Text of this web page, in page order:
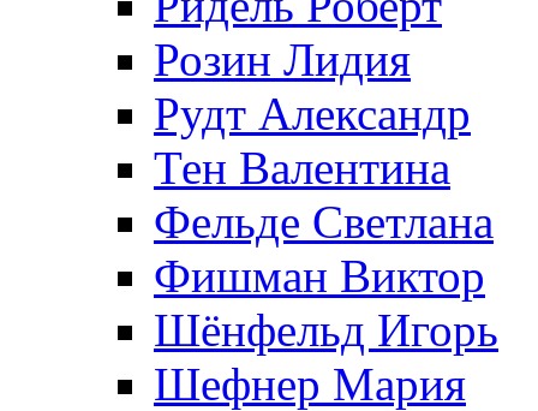
Розин Лидия
Рудт Александр
Тен Валентина
Фельде Светлана
Фишман Виктор
Шёнфельд Игорь
Шефнер Мария